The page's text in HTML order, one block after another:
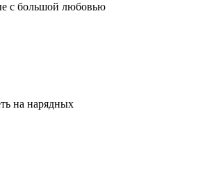
с большой любовью
на нарядных